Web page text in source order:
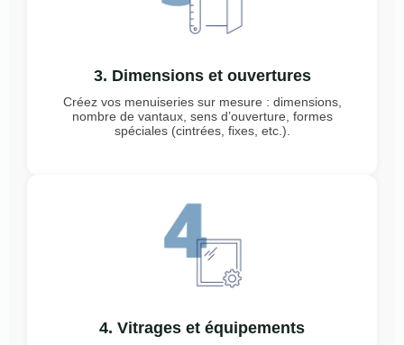
3. Dimensions et ouvertures
Créez vos menuiseries sur mesure : dimensions,
nombre de vantaux, sens d’ouverture, formes
spéciales (cintrées, fixes, etc.).
4. Vitrages et équipements